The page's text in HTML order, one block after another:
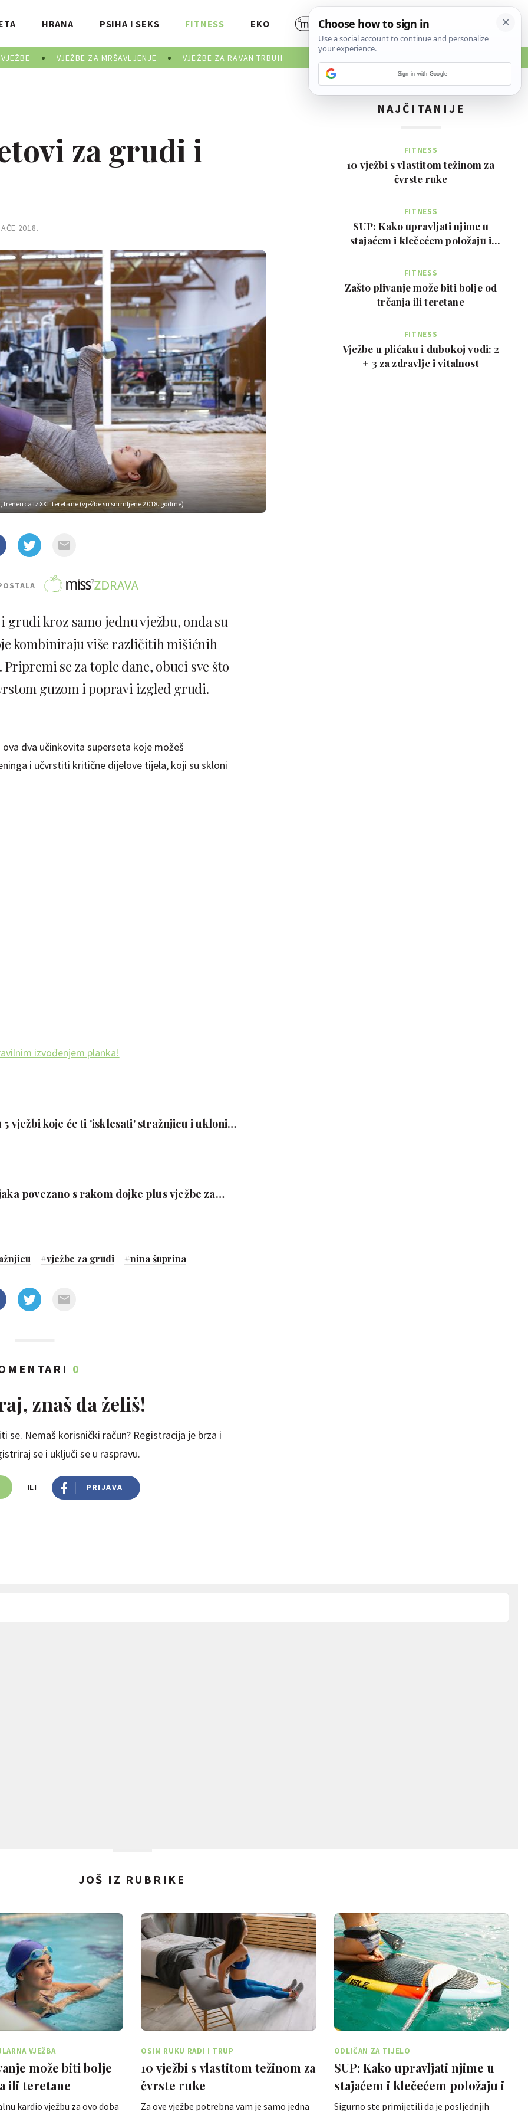
HRANA PSIHA I SEKS FITNESS
VJEŽBE ZA MRŠAVLJENJE VJEŽBE ZA RAVAN TRBUH
EKO
za grudi i
2018.
iz XXL teretane (vježbe su snimljene 2018. godine)
kroz samo jednu vježbu, onda su
kombiniraju više različitih mišićnih
se za tople dane, obuci sve što
guzom i popravi izgled grudi.
dva učinkovita superseta koje možeš
i učvrstiti kritične dijelove tijela, koji su skloni
izvođenjem planka!
vježbi koje će ti 'isklesati' stražnjicu i ukloniti
povezano s rakom dojke plus vježbe za
#vježbe za grudi #nina šuprina
0
znaš da želiš!
se. Nemaš korisnički račun? Registracija je brza i
se i uključi se u raspravu.
ILI PRIJAVA
NAJČITANIJE
FITNESS
10 vježbi s vlastitom težinom za
čvrste ruke
FITNESS
SUP: Kako upravljati njime u
stajaćem i klečećem položaju i
FITNESS
Zašto plivanje može biti bolje od
trčanja ili teretane
FITNESS
Vježbe u plićaku i dubokoj vodi: 2
+ 3 za zdravlje i vitalnost
JOŠ IZ RUBRIKE
VJEŽBA
može biti bolje
ili teretane
kardio vježbu za ovo doba
OSIM RUKU RADI I TRUP
10 vježbi s vlastitom težinom za
čvrste ruke
Za ove vježbe potrebna vam je samo jedna
ODLIČAN ZA TIJELO
SUP: Kako upravljati njime u
stajaćem i klečećem položaju i
prednosti za tijelo
Sigurno ste primijetili da je posljednjih
Sign in with Google